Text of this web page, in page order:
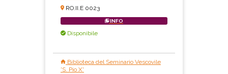
RO.II.E 0023
INFO
Disponibile
Biblioteca del Seminario Vescovile
'S. Pio X'